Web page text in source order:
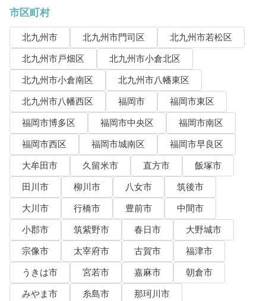
市区町村
北九州市 北九州市門司区
北九州市若松区
北九州市戸畑区
北九州市小倉北区
北九州市小倉南区
北九州市八幡東区
北九州市八幡西区
福岡市
福岡市東区
福岡市博多区
福岡市中央区
福岡市南区
福岡市西区
福岡市城南区
福岡市早良区
大牟田市
久留米市 直方市
飯塚市
田川市
柳川市 八女市
筑後市
大川市
行橋市 豊前市
中間市
小郡市
筑紫野市 春日市
大野城市
宗像市
太宰府市 古賀市
福津市
うきは市
宮若市 嘉麻市
朝倉市
みやま市
糸島市
那珂川市